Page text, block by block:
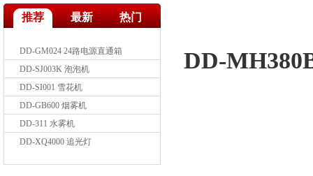
推荐 最新 热门
DD-GM024 24路电源直通箱
DD-SJ003K 泡泡机
DD-SI001 雪花机
DD-GB600 烟雾机
DD-311 水雾机
DD-XQ4000 追光灯
DD-